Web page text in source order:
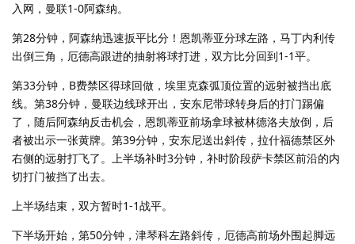
入网，曼联1-0阿森纳。
第28分钟，阿森纳迅速扳平比分！恩凯蒂亚分球左路，马丁内利传
出倒三角，厄德高跟进的抽射将球打进，双方比分回到1-1平。
第33分钟，B费禁区得球回做，埃里克森弧顶位置的远射被挡出底
线。第38分钟，曼联边线球开出，安东尼带球转身后的打门踢偏
了，随后阿森纳反击机会，恩凯蒂亚前场拿球被林德洛夫放倒，后
者被出示一张黄牌。第39分钟，安东尼送出斜传，拉什福德禁区外
右侧的远射打飞了。上半场补时3分钟，补时阶段萨卡禁区前沿的内
切打门被挡了出去。
上半场结束，双方暂时1-1战平。
下半场开始，第50分钟，津琴科左路斜传，厄德高前场外围起脚远